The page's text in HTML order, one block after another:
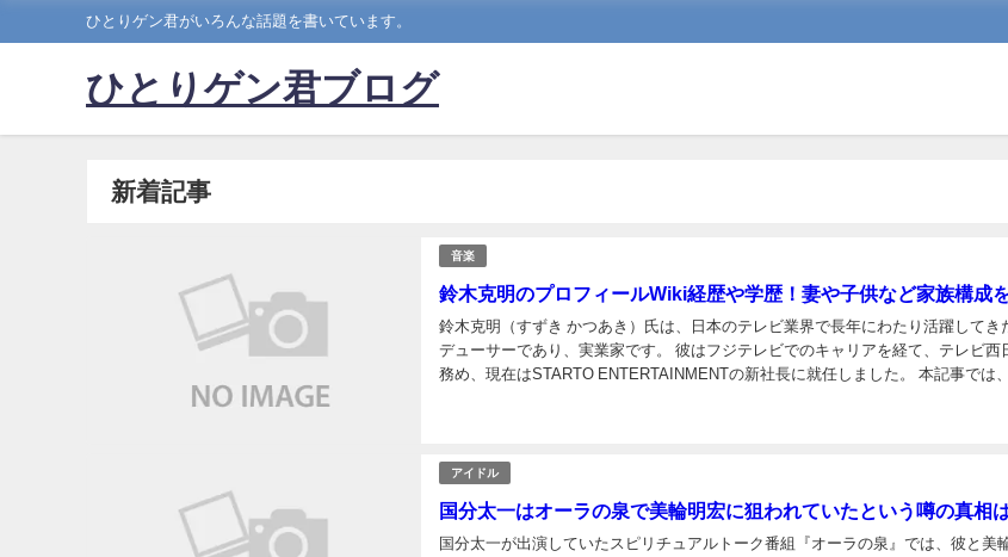
ひとりゲン君がいろんな話題を書いています。
ひとりゲン君ブログ
新着記事
音楽
鈴木克明のプロフィールWiki経歴や学歴！妻や子供など家族構成
鈴木克明（すずき かつあき）氏は、日本のテレビ業界で長年にわたり活躍してき
デューサーであり、実業家です。 彼はフジテレビでのキャリアを経て、テレビ西
務め、現在はSTARTO ENTERTAINMENTの新社長に就任しました。 本記事では
アイドル
国分太一はオーラの泉で美輪明宏に狙われていたという噂の真相
国分太一が出演していたスピリチュアルトーク番組『オーラの泉』では、彼と美